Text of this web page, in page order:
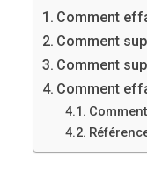
Comment
Comment
Comment
Comment